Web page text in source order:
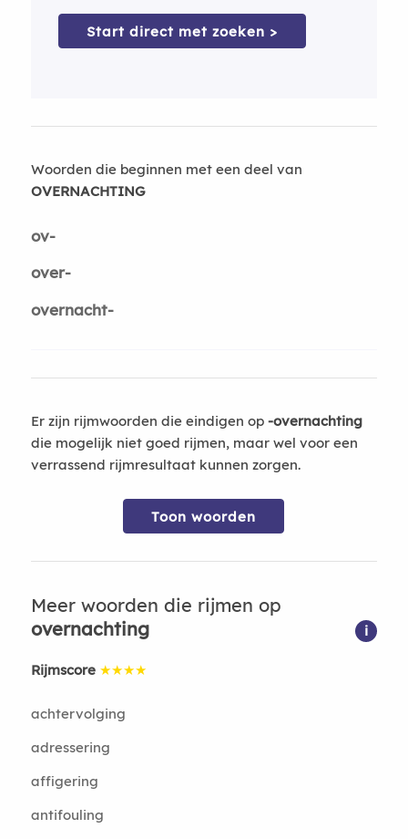
Start direct met zoeken >
Woorden die beginnen met een deel van
OVERNACHTING
ov-
over-
overnacht-
Er zijn rijmwoorden die eindigen op -overnachting
die mogelijk niet goed rijmen, maar wel voor een
verrassend rijmresultaat kunnen zorgen.
Toon woorden
Meer woorden die rijmen op
overnachting
i
Rijmscore ★★★★
achtervolging
adressering
affigering
antifouling